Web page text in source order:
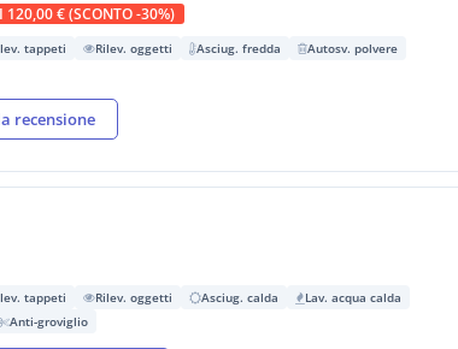
120,00 € (SCONTO -30%)
tappeti Rilev. oggetti Asciug. fredda
Autosv. polvere
recensione
tappeti Rilev. oggetti Asciug. calda
Lav. acqua calda
Anti-groviglio